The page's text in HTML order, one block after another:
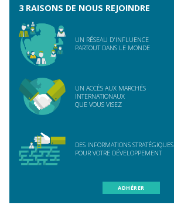
3 RAISONS DE NOUS REJOINDRE
UN RÉSEAU D'INFLUENCE
PARTOUT DANS LE MONDE
UN ACCÈS AUX MARCHÉS
INTERNATIONAUX
QUE VOUS VISEZ
DES INFORMATIONS STRATÉGIQUES
POUR VOTRE DÉVELOPPEMENT
ADHÉRER